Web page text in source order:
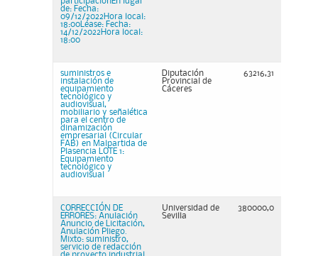
de: Fecha:
09/12/2022Hora local:
18:00Léase: Fecha:
14/12/2022Hora local:
18:00
suministros e
instalación de
equipamiento
tecnológico y
audiovisual,
mobiliario y señalética
para el centro de
dinamización
empresarial (Circular
FAB) en Malpartida de
Plasencia LOTE 1:
Equipamiento
tecnológico y
audiovisual
Diputación
Provincial de
Cáceres
63216,31
CORRECCIÓN DE
ERRORES: Anulación
Anuncio de Licitación,
Anulación Pliego.
Mixto: suministro,
servicio de redacción
Universidad de
Sevilla
380000,0